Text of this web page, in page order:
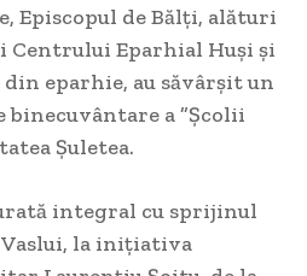
Episcopul de Bălți, alături
Centrului Eparhial Huși și
eparhie, au săvârșit un
binecuvântare a ”Școlii
Șuletea.
integral cu sprijinul
la inițiativa